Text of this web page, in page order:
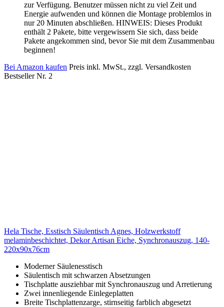
zur Verfügung. Benutzer müssen nicht zu viel Zeit und
Energie aufwenden und können die Montage problemlos in
nur 20 Minuten abschließen. HINWEIS: Dieses Produkt
enthält 2 Pakete, bitte vergewissern Sie sich, dass beide
Pakete angekommen sind, bevor Sie mit dem Zusammenbau
beginnen!
Bei Amazon kaufen Preis inkl. MwSt., zzgl. Versandkosten
Bestseller Nr. 2
Hela Tische, Esstisch Säulentisch Agnes, Holzwerkstoff
melaminbeschichtet, Dekor Artisan Eiche, Synchronauszug, 140-
220x90x76cm
Moderner Säulenesstisch
Säulentisch mit schwarzen Absetzungen
Tischplatte ausziehbar mit Synchronauszug und Arretierung
Zwei innenliegende Einlegeplatten
Breite Tischplattenzarge, stirnseitig farblich abgesetzt